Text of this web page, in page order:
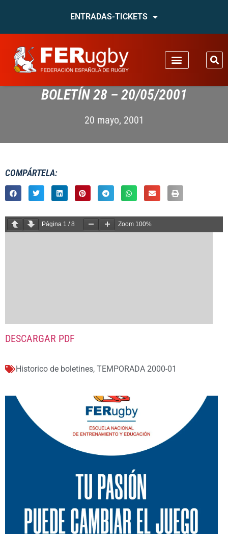
ENTRADAS-TICKETS
BOLETÍN 28 – 20/05/2001
20 mayo, 2001
COMPÁRTELA:
Página 1 /8 Zoom 100%
DESCARGAR PDF
Historico de boletines, TEMPORADA 2000-01